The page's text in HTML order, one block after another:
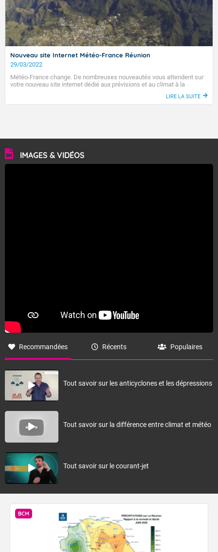
Nouveau site Internet Météo-France Réunion
29/03/2022
Météo-France change. De nombreuses nouveautés vous attendent sur
votre nouveau site internet dédié aux prévisions et au climat à la
LIRE LA SUITE
IMAGES & VIDÉOS
Recommandées Récents Populaires
Tout savoir sur les anticyclones et les dépressions
Tout savoir sur la différence entre climat et météo
Tout savoir sur le courant-jet
BCM